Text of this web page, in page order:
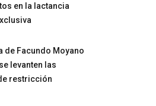
en la lactancia
de Facundo Moyano
levanten las
restricción